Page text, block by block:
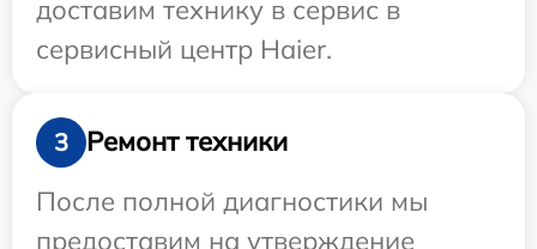
доставим технику в сервис в
сервисный центр Haier.
3
Ремонт техники
После полной диагностики мы
предоставим на утверждение